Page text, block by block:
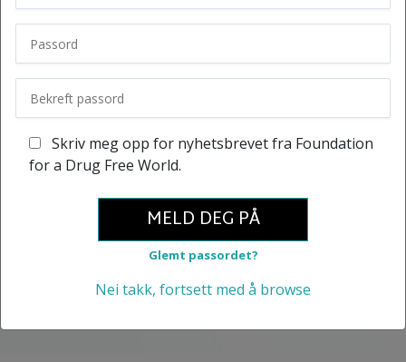
Skriv meg opp for nyhetsbrevet fra Foundation
for a Drug Free World.
MELD DEG PÅ
Glemt passordet?
Nei takk, fortsett med å browse